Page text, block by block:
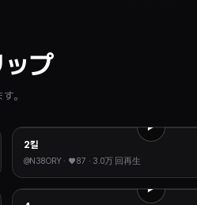
プ
。
2킬
@N38ORY· ♥87 · 3.0万 回再生